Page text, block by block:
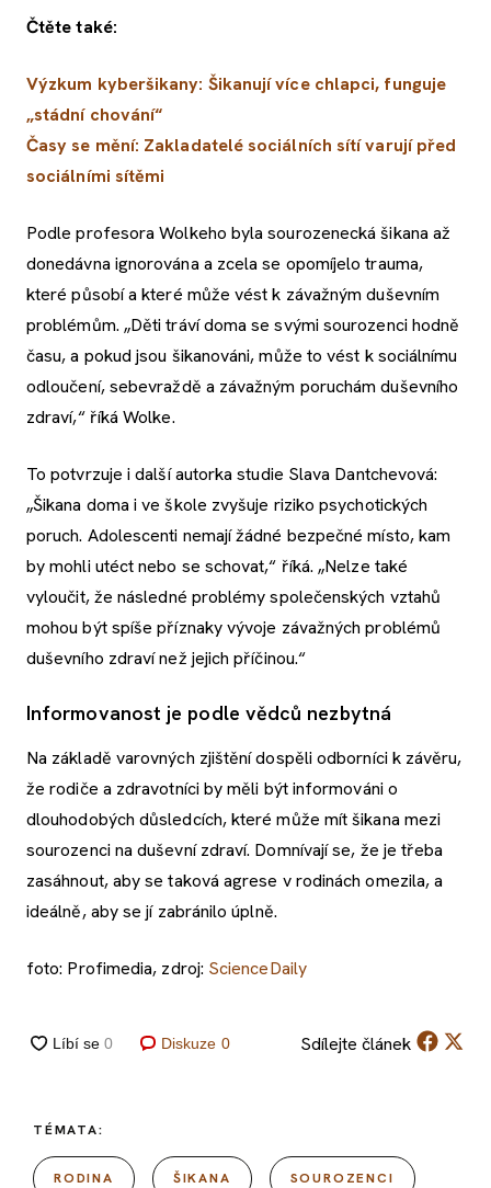
Čtěte také:
Výzkum kyberšikany: Šikanují více chlapci, funguje
„stádní chování“
Časy se mění: Zakladatelé sociálních sítí varují před
sociálními sítěmi
Podle profesora Wolkeho byla sourozenecká šikana až
donedávna ignorována a zcela se opomíjelo trauma,
které působí a které může vést k závažným duševním
problémům. „Děti tráví doma se svými sourozenci hodně
času, a pokud jsou šikanováni, může to vést k sociálnímu
odloučení, sebevraždě a závažným poruchám duševního
zdraví,“ říká Wolke.
To potvrzuje i další autorka studie Slava Dantchevová:
„Šikana doma i ve škole zvyšuje riziko psychotických
poruch. Adolescenti nemají žádné bezpečné místo, kam
by mohli utéct nebo se schovat,“ říká. „Nelze také
vyloučit, že následné problémy společenských vztahů
mohou být spíše příznaky vývoje závažných problémů
duševního zdraví než jejich příčinou.“
Informovanost je podle vědců nezbytná
Na základě varovných zjištění dospěli odborníci k závěru,
že rodiče a zdravotníci by měli být informováni o
dlouhodobých důsledcích, které může mít šikana mezi
sourozenci na duševní zdraví. Domnívají se, že je třeba
zasáhnout, aby se taková agrese v rodinách omezila, a
ideálně, aby se jí zabránilo úplně.
foto: Profimedia, zdroj: ScienceDaily
Diskuze 0 Sdílejte článek
TÉMATA:
RODINA ŠIKANA SOUROZENCI